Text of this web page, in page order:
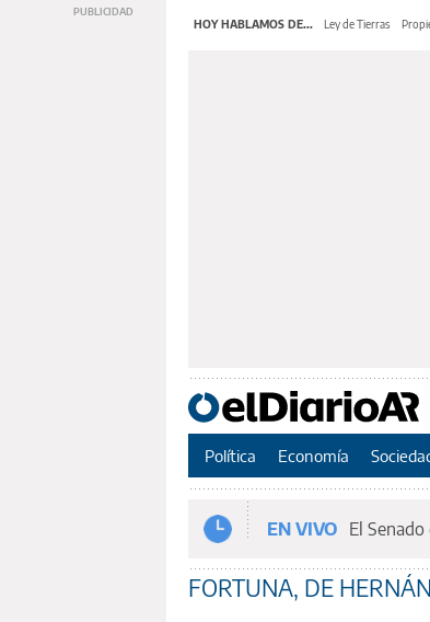
HOY HABLAMOS DE... Ley de Tierras
Política Economía
EN VIVO El
FORTUNA, DE